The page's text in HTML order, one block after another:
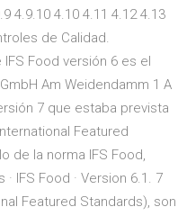
4.9.10 4.10 4.11 4.12 4.13
de Calidad.
Food versión 6 es el
Am Weidendamm 1 A
7 que estaba prevista
Featured
de la norma IFS Food,
IFS Food · Version 6.1. 7
Featured Standards), son